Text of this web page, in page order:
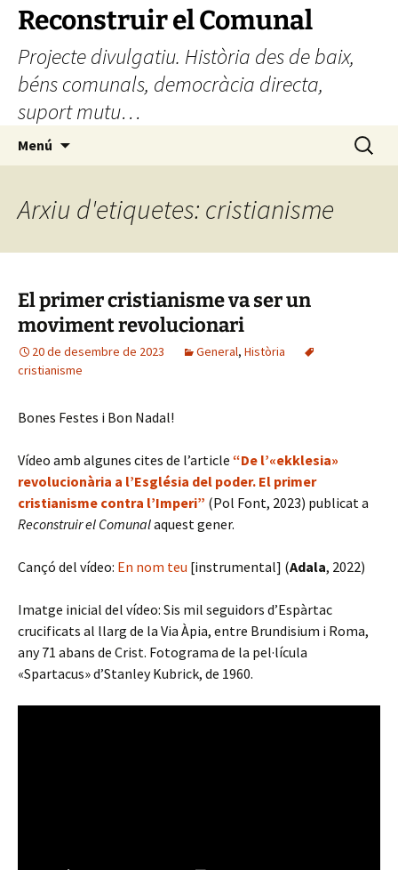
Vés
contingut
Reconstruir el Comunal
Projecte divulgatiu. Història des de baix,
béns comunals, democràcia directa,
suport mutu…
Menú Cerca:
Arxiu d'etiquetes: cristianisme
El primer cristianisme va ser un
moviment revolucionari
20 de desembre de 2023 General, Història
cristianisme
Bones Festes i Bon Nadal!
Vídeo amb algunes cites de l’article “De l’«ekklesia»
revolucionària a l’Església del poder. El primer
cristianisme contra l’Imperi” (Pol Font, 2023) publicat a
Reconstruir el Comunalaquest gener.
Cançó del vídeo: En nom teu [instrumental] (Adala, 2022)
Imatge inicial del vídeo: Sis mil seguidors d’Espàrtac
crucificats al llarg de la Via Àpia, entre Brundisium i Roma,
any 71 abans de Crist. Fotograma de la pel·lícula
«Spartacus» d’Stanley Kubrick, de 1960.